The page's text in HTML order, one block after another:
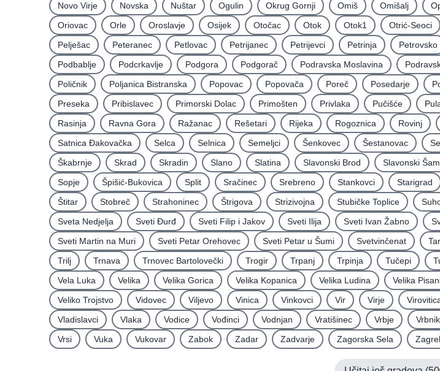
Novo Virje
Novska Nuštar Ogulin Okrug Gornji Omiš Omišalj
Oriovac
Orle Oroslavje Osijek Otočac Otok Otok1 Otrić-Seoci
Pelješac
Peteranec Petlovac Petrijanec Petrijevci Petrinja Petrovsko
Podbablje
Podcrkavlje Podgora Podgorač Podravska Moslavina
Poličnik
Poljanica Bistranska Popovac Popovača Poreč Posedarje
Preseka
Pribislavec Primorski Dolac Primošten Privlaka Pučišće
Rasinja
Ravna Gora Ražanac Rešetari Rijeka Rogoznica Rovinj
Satnica Ðakovačka
Selca Selnica Semeljci Šenkovec Šestanovac
Škabrnje
Skrad Skradin Slano Slatina Slavonski Brod Slavonski
Sopje
Špišić-Bukovica Split Sračinec Srebreno Stankovci Starigrad
Štitar
Stobreč Strahoninec Štrigova Strizivojna Stubičke Toplice
Sveta Nedjelja
Sveti Ðurđ Sveti Filip i Jakov Sveti Ilija Sveti Ivan Žabno
Sveti Martin na Muri
Sveti Petar Orehovec Sveti Petar u Šumi Svetvinčenat Tar
Trilj
Trnava Trnovec Bartolovečki Trogir Trpanj Trpinja Tučepi
Vela Luka
Velika Velika Gorica Velika Kopanica Velika Ludina Velika
Veliko Trojstvo
Vidovec Viljevo Vinica Vinkovci Vir Virje
Vladislavci
Vlaka Vodice Vođinci Vodnjan Vratišinec Vrbje Vrbnik
Vrsi
Vuka Vukovar Zabok Zadar Zadvarje Zagorska Sela